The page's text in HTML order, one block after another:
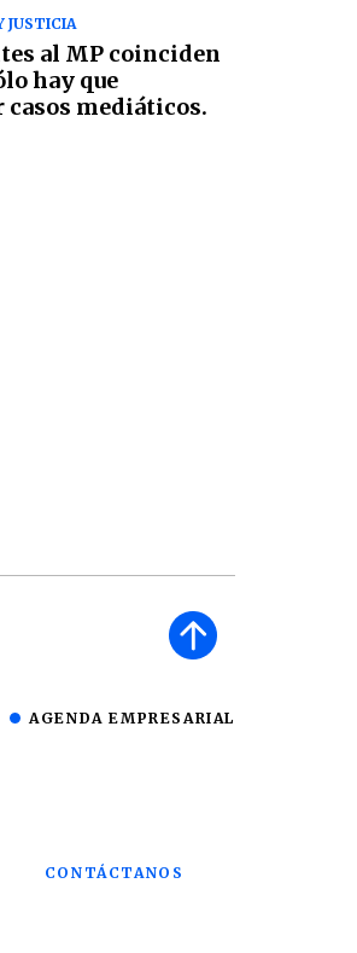
JUSTICIA
al MP coinciden
hay que
mediáticos.
AGENDA EMPRESARIAL
CONTÁCTANOS